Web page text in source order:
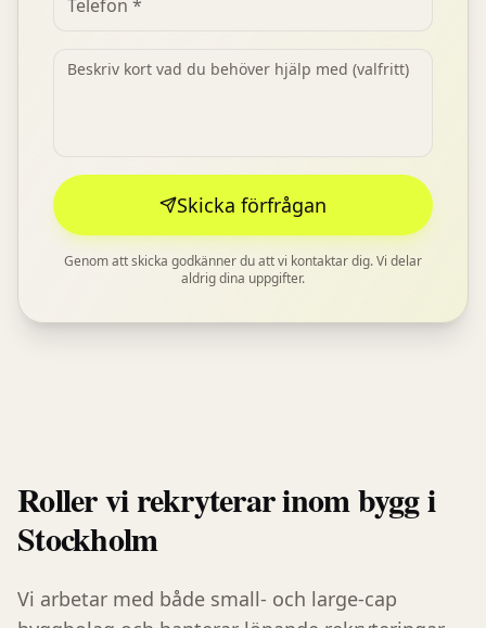
Skicka förfrågan
Genom att skicka godkänner du att vi kontaktar dig. Vi delar
aldrig dina uppgifter.
Roller vi rekryterar inombyggi
Stockholm
Vi arbetar med både small- och large-cap